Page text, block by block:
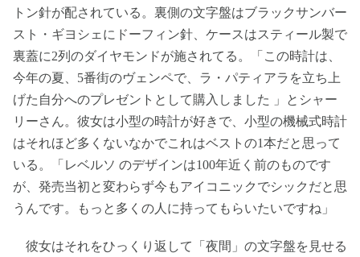
トン針が配されている。裏側の文字盤はブラックサンバー
スト・ギヨシェにドーフィン針、ケースはスティール製で
裏蓋に2列のダイヤモンドが施されてる。「この時計は、
今年の夏、5番街のヴェンペで、ラ・パティアラを立ち上
げた自分へのプレゼントとして購入しました 」とシャー
リーさん。彼女は小型の時計が好きで、小型の機械式時計
はそれほど多くないなかでこれはベストの1本だと思って
いる。「レベルソ のデザインは100年近く前のものです
が、発売当初と変わらず今もアイコニックでシックだと思
うんです。もっと多くの人に持ってもらいたいですね」
彼女はそれをひっくり返して「夜間」の文字盤を見せる